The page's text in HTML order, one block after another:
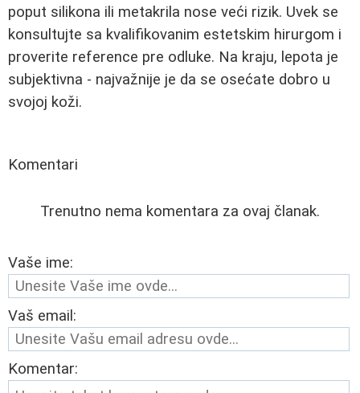
poput silikona ili metakrila nose veći rizik. Uvek se
konsultujte sa kvalifikovanim estetskim hirurgom i
proverite reference pre odluke. Na kraju, lepota je
subjektivna - najvažnije je da se osećate dobro u
svojoj koži.
Komentari
Trenutno nema komentara za ovaj članak.
Vaše ime:
Vaš email:
Komentar: